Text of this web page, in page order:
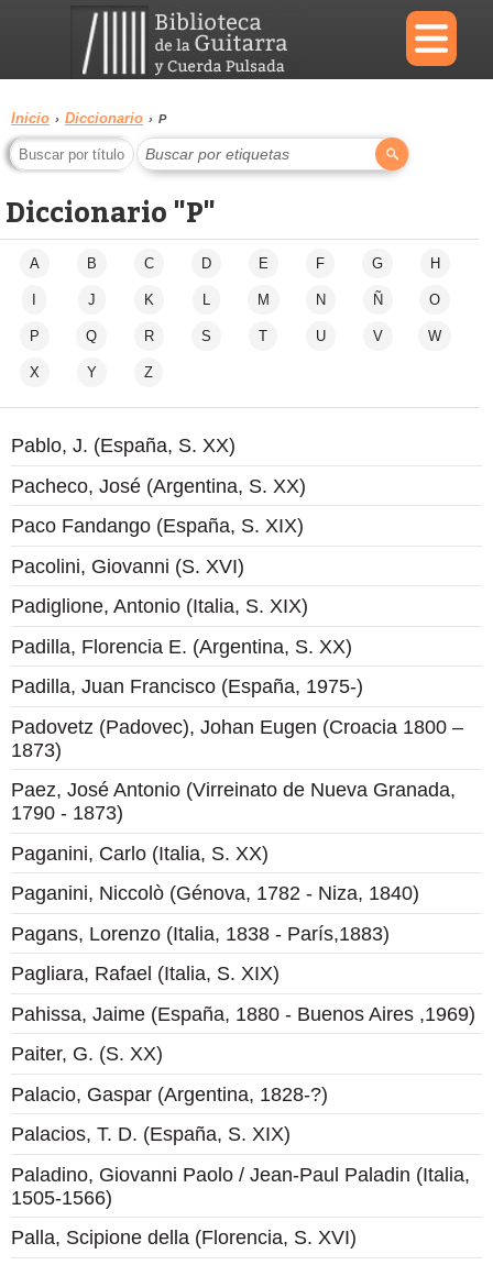
×
Menu
Biblioteca
Área
personal
Reproductor
Inicio › Diccionario › P
Buscar por etiquetas
Diccionario "P"
A B C D E F G H
J K L M N Ñ O
P Q R S T U V W
X Y Z
Pablo, J. (España, S. XX)
Pacheco, José (Argentina, S. XX)
Paco Fandango (España, S. XIX)
Pacolini, Giovanni (S. XVI)
Padiglione, Antonio (Italia, S. XIX)
Padilla, Florencia E. (Argentina, S. XX)
Padilla, Juan Francisco (España, 1975-)
Padovetz (Padovec), Johan Eugen (Croacia 1800 –
1873)
Paez, José Antonio (Virreinato de Nueva Granada,
1790 - 1873)
Paganini, Carlo (Italia, S. XX)
Paganini, Niccolò (Génova, 1782 - Niza, 1840)
Pagans, Lorenzo (Italia, 1838 - París,1883)
Pagliara, Rafael (Italia, S. XIX)
Pahissa, Jaime (España, 1880 - Buenos Aires ,1969)
Paiter, G. (S. XX)
Palacio, Gaspar (Argentina, 1828-?)
Palacios, T. D. (España, S. XIX)
Paladino, Giovanni Paolo / Jean-Paul Paladin (Italia,
1505-1566)
Palla, Scipione della (Florencia, S. XVI)